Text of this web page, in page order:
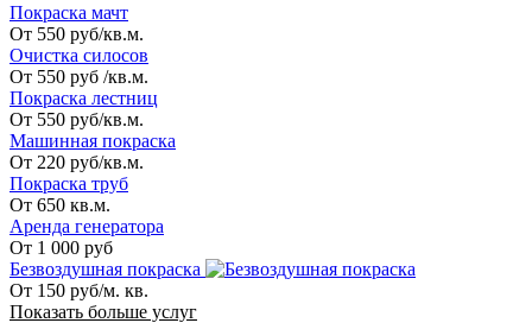
Покраска мачт
От 550 руб/кв.м.
Очистка силосов
От 550 руб /кв.м.
Покраска лестниц
От 550 руб/кв.м.
Машинная покраска
От 220 руб/кв.м.
Покраска труб
От 650 кв.м.
Аренда генератора
От 1 000 руб
Безвоздушная покраска
От 150 руб/м. кв.
Показать больше услуг